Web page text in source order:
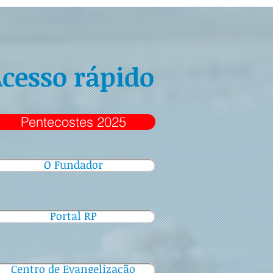
rápido
Pentecostes 2025
O Fundador
Portal RP
Centro de Evangelização